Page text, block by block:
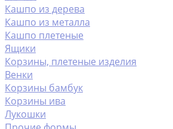
Кашпо из дерева
Кашпо из металла
Кашпо плетеные
Ящики
Корзины, плетеные изделия
Венки
Корзины бамбук
Корзины ива
Лукошки